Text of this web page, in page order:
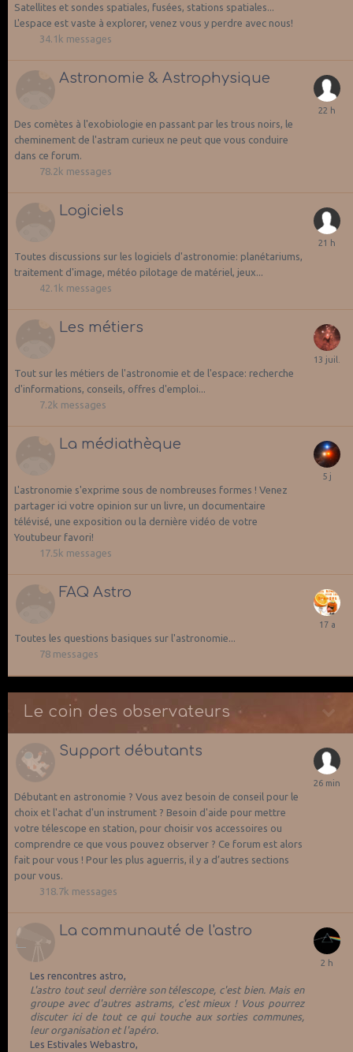
Satellites et sondes spatiales, fusées, stations spatiales...
L'espace est vaste à explorer, venez vous y perdre avec nous!
34.1k messages
Astronomie & Astrophysique
Des comètes à l'exobiologie en passant par les trous noirs, le
cheminement de l'astram curieux ne peut que vous conduire
dans ce forum.
78.2k messages
Logiciels
Toutes discussions sur les logiciels d'astronomie: planétariums,
traitement d'image, météo pilotage de matériel, jeux...
42.1k messages
Les métiers
Tout sur les métiers de l'astronomie et de l'espace: recherche
d'informations, conseils, offres d'emploi...
7.2k messages
La médiathèque
L'astronomie s'exprime sous de nombreuses formes ! Venez
partager ici votre opinion sur un livre, un documentaire
télévisé, une exposition ou la dernière vidéo de votre
Youtubeur favori!
17.5k messages
FAQ Astro
Toutes les questions basiques sur l'astronomie...
78 messages
Le coin des observateurs
Support débutants
Débutant en astronomie ? Vous avez besoin de conseil pour le
choix et l'achat d'un instrument ? Besoin d'aide pour mettre
votre télescope en station, pour choisir vos accessoires ou
comprendre ce que vous pouvez observer ? Ce forum est alors
fait pour vous ! Pour les plus aguerris, il y a d’autres sections
pour vous.
318.7k messages
La communauté de l'astro
Les rencontres astro
L'astro tout seul derrière son télescope, c'est bien. Mais en
groupe avec d'autres astrams, c'est mieux ! Vous pourrez
discuter ici de tout ce qui touche aux sorties communes,
leur organisation et l'apéro.
Les Estivales Webastro